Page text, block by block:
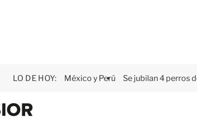
LO DE HOY: México y Perú Se jubilan 4 perros
E
x